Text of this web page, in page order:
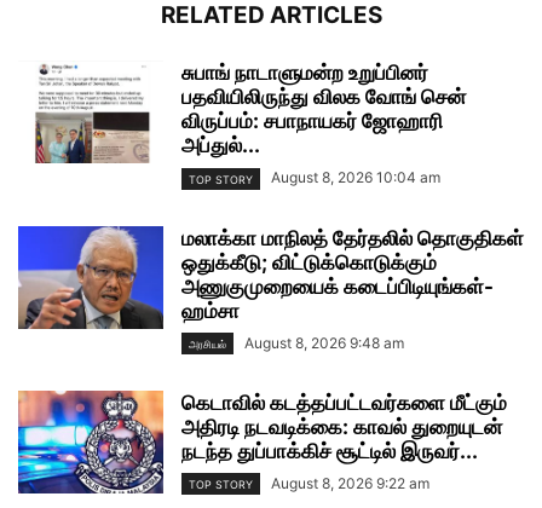
RELATED ARTICLES
சுபாங் நாடாளுமன்ற உறுப்பினர்
பதவியிலிருந்து விலக வோங் சென்
விருப்பம்: சபாநாயகர் ஜோஹாரி
அப்துல்...
TOP STORY August 8, 2026 10:04 am
மலாக்கா மாநிலத் தேர்தலில் தொகுதிகள்
ஒதுக்கீடு; விட்டுக்கொடுக்கும்
அணுகுமுறையைக் கடைப்பிடியுங்கள்-
ஹம்சா
அரசியல் August 8, 2026 9:48 am
கெடாவில் கடத்தப்பட்டவர்களை மீட்கும்
அதிரடி நடவடிக்கை: காவல் துறையுடன்
நடந்த துப்பாக்கிச் சூட்டில் இருவர்...
TOP STORY August 8, 2026 9:22 am